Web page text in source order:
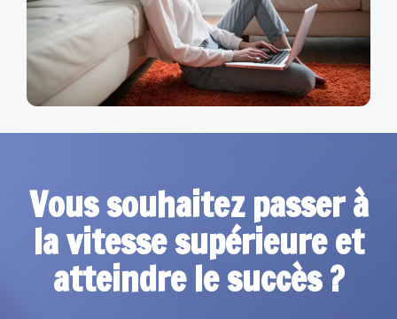
Vous souhaitez passer à
la vitesse supérieure et
atteindre le succès ?